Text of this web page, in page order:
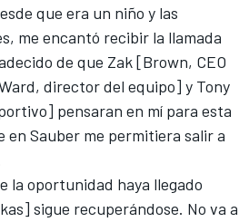
que era un niño y las
me encantó recibir la llamada
de que Zak [Brown, CEO
director del equipo] y Tony
pensaran en mí para esta
en Sauber me permitiera salir a
la oportunidad haya llegado
sigue recuperándose. No va a